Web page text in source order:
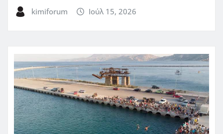
kimiforum Ιούλ 15, 2026